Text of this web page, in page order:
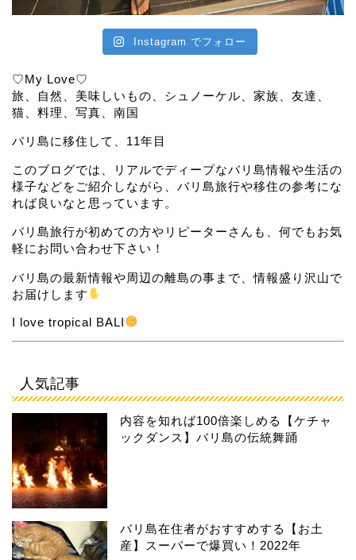
Instagram でフォロー
♡My Love♡
旅、自然、美味しいもの、シュノーケル、家族、友達、
猫、料理、写真、南国
バリ島に移住して、11年目
このブログでは、リアルでディープなバリ島情報や生活の
様子などをご紹介しながら、バリ島旅行や移住の参考にな
れば良いなと思っています。
バリ島旅行が初めての方やリピーターさんも、何でもお気
軽にお問い合わせ下さい！
バリ島の最新情報や周辺の離島の事まで、情報盛り沢山で
お届けします
I love tropical BALI
人気記事
内容を知れば100倍楽しめる【ケチャ
ックダンス】バリ島の伝統舞踊
バリ島在住者がおすすめする【お土
産】スーパーで爆買い！2022年